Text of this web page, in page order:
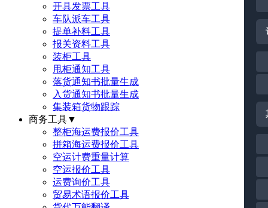
开具发票工具
车队派车工具
提单补料工具
报关资料工具
装柜工具
甩柜通知工具
落货通知书批量生成
入货通知书批量生成
集装箱货物跟踪
商务工具▼
整柜海运费报价工具
拼箱海运费报价工具
空运计费重量计算
空运报价工具
运费询价工具
贸易术语报价工具